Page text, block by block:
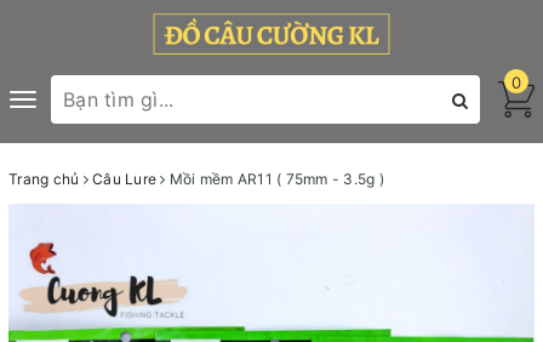
Toggle
navigation
0
Trang chủ Câu Lure Mồi mềm AR11 ( 75mm - 3.5g )